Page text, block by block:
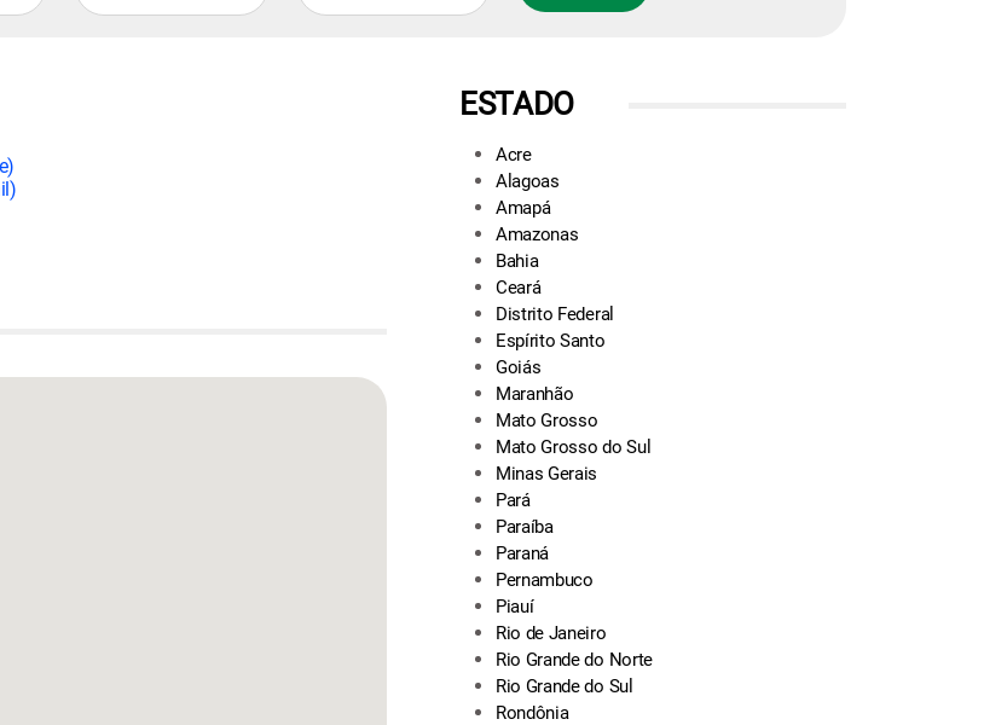
ESTADO
Acre
Alagoas
Amapá
Amazonas
Bahia
Ceará
Distrito Federal
Espírito Santo
Goiás
Maranhão
Mato Grosso
Mato Grosso do Sul
Minas Gerais
Pará
Paraíba
Paraná
Pernambuco
Piauí
Rio de Janeiro
Rio Grande do Norte
Rio Grande do Sul
Rondônia